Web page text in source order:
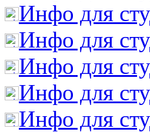
Инфо для
Инфо для
Инфо для
Инфо для
Инфо для